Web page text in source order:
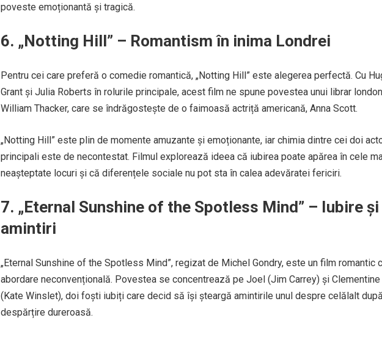
poveste emoționantă și tragică.
6. „Notting Hill” – Romantism în inima Londrei
Pentru cei care preferă o comedie romantică, „Notting Hill” este alegerea perfectă. Cu
Grant și Julia Roberts în rolurile principale, acest film ne spune povestea unui librar
William Thacker, care se îndrăgostește de o faimoasă actriță americană, Anna Scott.
„Notting Hill” este plin de momente amuzante și emoționante, iar chimia dintre cei doi
principali este de necontestat. Filmul explorează ideea că iubirea poate apărea în cele
neașteptate locuri și că diferențele sociale nu pot sta în calea adevăratei fericiri.
7. „Eternal Sunshine of the Spotless Mind” – Iubire și
amintiri
„Eternal Sunshine of the Spotless Mind”, regizat de Michel Gondry, este un film romantic
abordare neconvențională. Povestea se concentrează pe Joel (Jim Carrey) și Clementine
(Kate Winslet), doi foști iubiți care decid să își șteargă amintirile unul despre celălalt
despărțire dureroasă.